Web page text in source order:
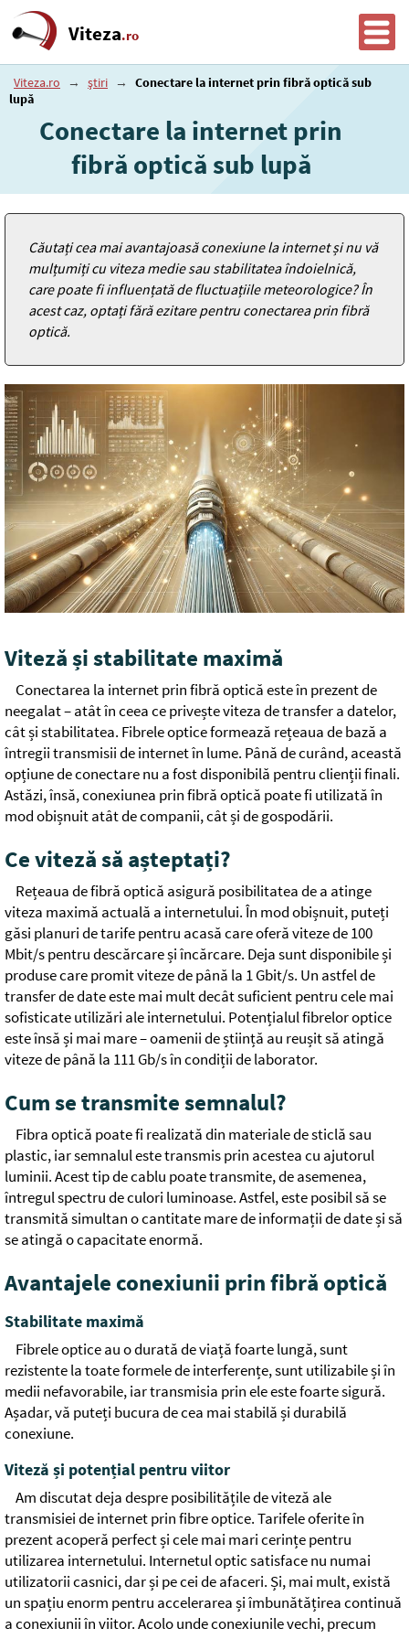
Viteza.ro
Viteza.ro → știri →
Conectare la internet prin fibră optică sub
lupă
Conectare la internet prin
fibră optică sub lupă
Căutați cea mai avantajoasă conexiune la internet și nu vă
mulțumiți cu viteza medie sau stabilitatea îndoielnică,
care poate fi influențată de fluctuațiile meteorologice? În
acest caz, optați fără ezitare pentru conectarea prin fibră
optică.
Viteză și stabilitate maximă
Conectarea la internet prin fibră optică este în prezent de
neegalat – atât în ceea ce privește viteza de transfer a datelor,
cât și stabilitatea. Fibrele optice formează rețeaua de bază a
întregii transmisii de internet în lume. Până de curând, această
opțiune de conectare nu a fost disponibilă pentru clienții finali.
Astăzi, însă, conexiunea prin fibră optică poate fi utilizată în
mod obișnuit atât de companii, cât și de gospodării.
Ce viteză să așteptați?
Rețeaua de fibră optică asigură posibilitatea de a atinge
viteza maximă actuală a internetului. În mod obișnuit, puteți
găsi planuri de tarife pentru acasă care oferă viteze de 100
Mbit/s pentru descărcare și încărcare. Deja sunt disponibile și
produse care promit viteze de până la 1 Gbit/s. Un astfel de
transfer de date este mai mult decât suficient pentru cele mai
sofisticate utilizări ale internetului. Potențialul fibrelor optice
este însă și mai mare – oamenii de știință au reușit să atingă
viteze de până la 111 Gb/s în condiții de laborator.
Cum se transmite semnalul?
Fibra optică poate fi realizată din materiale de sticlă sau
plastic, iar semnalul este transmis prin acestea cu ajutorul
luminii. Acest tip de cablu poate transmite, de asemenea,
întregul spectru de culori luminoase. Astfel, este posibil să se
transmită simultan o cantitate mare de informații de date și să
se atingă o capacitate enormă.
Avantajele conexiunii prin fibră optică
Stabilitate maximă
Fibrele optice au o durată de viață foarte lungă, sunt
rezistente la toate formele de interferențe, sunt utilizabile și în
medii nefavorabile, iar transmisia prin ele este foarte sigură.
Așadar, vă puteți bucura de cea mai stabilă și durabilă
conexiune.
Viteză și potențial pentru viitor
Am discutat deja despre posibilitățile de viteză ale
transmisiei de internet prin fibre optice. Tarifele oferite în
prezent acoperă perfect și cele mai mari cerințe pentru
utilizarea internetului. Internetul optic satisface nu numai
utilizatorii casnici, dar și pe cei de afaceri. Și, mai mult, există
un spațiu enorm pentru accelerarea și îmbunătățirea continuă
a conexiunii în viitor. Acolo unde conexiunile vechi, precum